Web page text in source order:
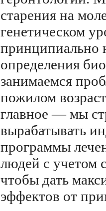
старения на
генетическом
принципиально
определения
занимаемся
пожилом
главное — мы
вырабатывать
программы
людей с учетом
чтобы дать
эффектов от